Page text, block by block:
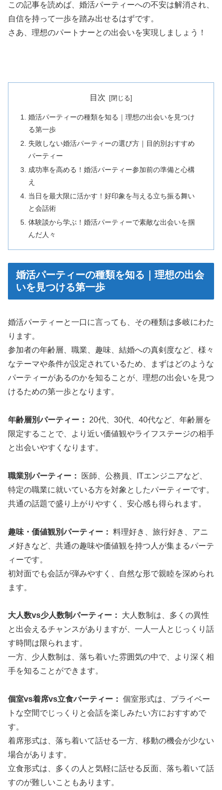
この記事を読めば、婚活パーティーへの不安は解消され、
自信を持って一歩を踏み出せるはずです。
さあ、理想のパートナーとの出会いを実現しましょう！
目次
婚活パーティーの種類を知る｜理想の出会いを見つけ
る第一歩
失敗しない婚活パーティーの選び方｜目的別おすすめ
パーティー
成功率を高める！婚活パーティー参加前の準備と心構
え
当日を最大限に活かす！好印象を与える立ち振る舞い
と会話術
体験談から学ぶ！婚活パーティーで素敵な出会いを掴
んだ人々
婚活パーティーの種類を知る｜理想の出会
いを見つける第一歩
婚活パーティーと一口に言っても、その種類は多岐にわた
ります。
参加者の年齢層、職業、趣味、結婚への真剣度など、様々
なテーマや条件が設定されているため、まずはどのような
パーティーがあるのかを知ることが、理想の出会いを見つ
けるための第一歩となります。
年齢層別パーティー：
20代、30代、40代など、年齢層を
限定することで、より近い価値観やライフステージの相手
と出会いやすくなります。
職業別パーティー：
医師、公務員、ITエンジニアなど、
特定の職業に就いている方を対象としたパーティーです。
共通の話題で盛り上がりやすく、安心感も得られます。
趣味・価値観別パーティー： 料理好き、旅行好き、アニ
メ好きなど、共通の趣味や価値観を持つ人が集まるパーテ
ィーです。
初対面でも会話が弾みやすく、自然な形で親睦を深められ
ます。
大人数vs少人数制パーティー：
大人数制は、多くの異性
と出会えるチャンスがありますが、一人一人とじっくり話
す時間は限られます。
一方、少人数制は、落ち着いた雰囲気の中で、より深く相
手を知ることができます。
個室vs着席vs立食パーティー： 個室形式は、プライベー
トな空間でじっくりと会話を楽しみたい方におすすめで
す。
着席形式は、落ち着いて話せる一方、移動の機会が少ない
場合があります。
立食形式は、多くの人と気軽に話せる反面、落ち着いて話
すのが難しいこともあります。